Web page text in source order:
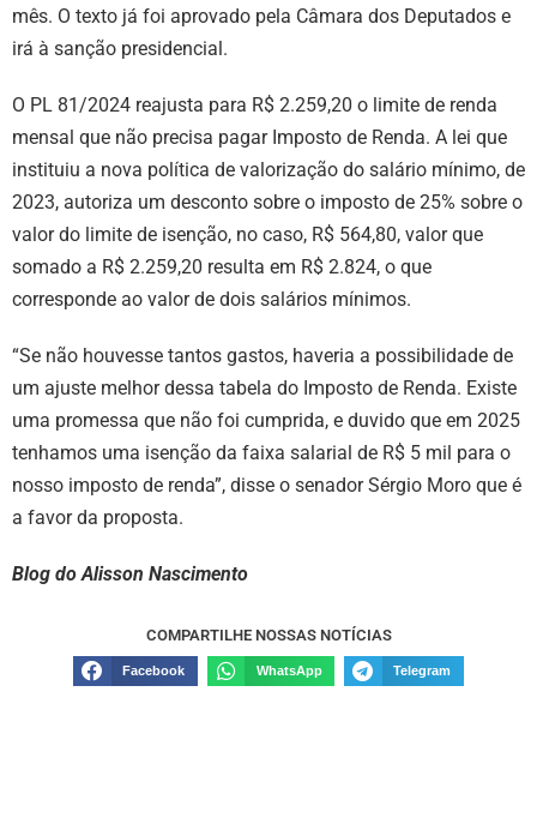
mês. O texto já foi aprovado pela Câmara dos Deputados e
irá à sanção presidencial.
O PL 81/2024 reajusta para R$ 2.259,20 o limite de renda
mensal que não precisa pagar Imposto de Renda. A lei que
instituiu a nova política de valorização do salário mínimo, de
2023, autoriza um desconto sobre o imposto de 25% sobre o
valor do limite de isenção, no caso, R$ 564,80, valor que
somado a R$ 2.259,20 resulta em R$ 2.824, o que
corresponde ao valor de dois salários mínimos.
“Se não houvesse tantos gastos, haveria a possibilidade de
um ajuste melhor dessa tabela do Imposto de Renda. Existe
uma promessa que não foi cumprida, e duvido que em 2025
tenhamos uma isenção da faixa salarial de R$ 5 mil para o
nosso imposto de renda”, disse o senador Sérgio Moro que é
a favor da proposta.
Blog do Alisson Nascimento
COMPARTILHE NOSSAS NOTÍCIAS
Facebook WhatsApp Telegram